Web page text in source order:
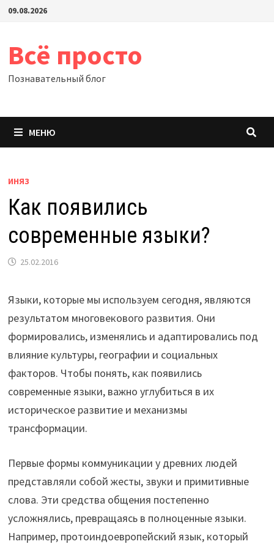
Перейти
09.08.2026
Всё просто
Познавательный блог
МЕНЮ
ИНЯЗ
Как появились
современные языки?
25.02.2016
Языки, которые мы используем сегодня, являются
результатом многовекового развития. Они
формировались, изменялись и адаптировались под
влияние культуры, географии и социальных
факторов. Чтобы понять, как появились
современные языки, важно углубиться в их
историческое развитие и механизмы
трансформации.
Первые формы коммуникации у древних людей
представляли собой жесты, звуки и примитивные
слова. Эти средства общения постепенно
усложнялись, превращаясь в полноценные языки.
Например, протоиндоевропейский язык, который